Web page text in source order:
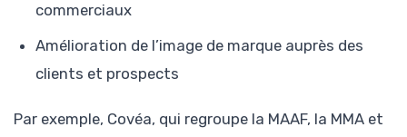
commerciaux
Amélioration de l’image de marque auprès des
clients et prospects
Par exemple, Covéa, qui regroupe la MAAF, la MMA et